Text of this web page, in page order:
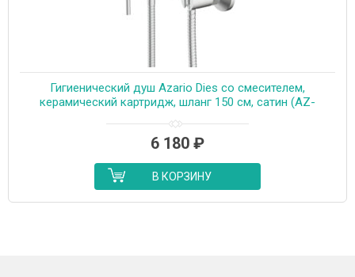
Гигиенический душ Azario Dies со смесителем,
керамический картридж, шланг 150 см, сатин (AZ-
6 180 ₽
В КОРЗИНУ